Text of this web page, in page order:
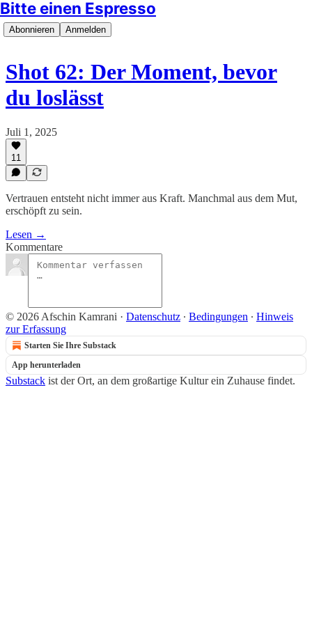
Bitte einen Espresso
Abonnieren Anmelden
Shot 62: Der Moment, bevor
du loslässt
Juli 1, 2025
11
Vertrauen entsteht nicht immer aus Kraft. Manchmal aus dem Mut,
erschöpft zu sein.
Lesen →
Kommentare
© 2026 Afschin Kamrani · Datenschutz ∙ Bedingungen ∙ Hinweis
zur Erfassung
Starten Sie Ihre Substack
App herunterladen
Substack ist der Ort, an dem großartige Kultur ein Zuhause findet.